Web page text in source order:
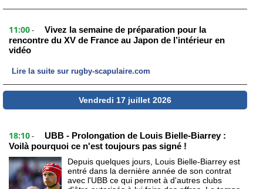
11:00 -
Vivez la semaine de préparation pour la
rencontre du XV de France au Japon de l’intérieur en
vidéo
Lire la suite sur rugby-scapulaire.com
Vendredi 17 juillet 2026
18:10 -
UBB - Prolongation de Louis Bielle-Biarrey :
Voilà pourquoi ce n'est toujours pas signé !
Depuis quelques jours, Louis Bielle-Biarrey est
entré dans la dernière année de son contrat
avec l'UBB ce qui permet à d'autres clubs